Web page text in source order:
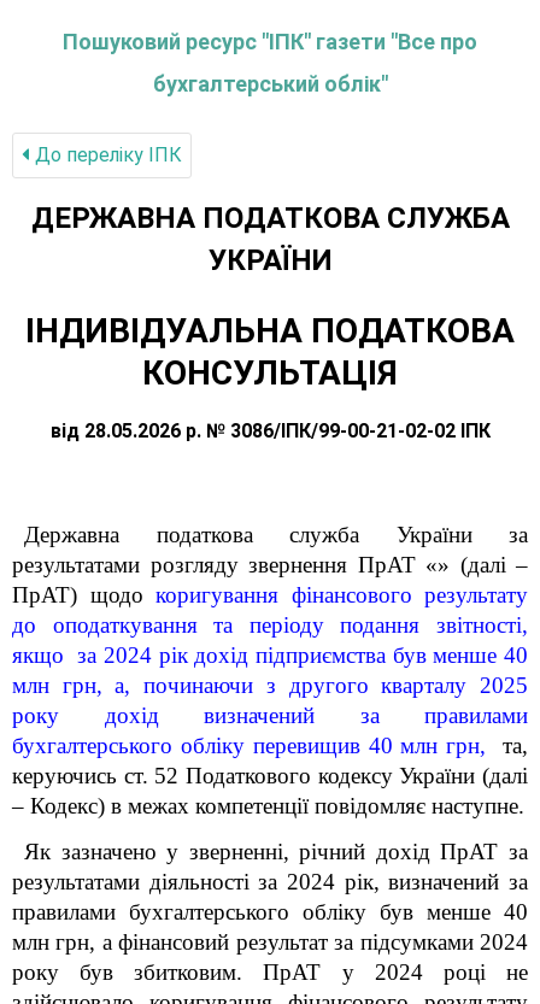
Пошуковий ресурс "ІПК" газети "Все про
бухгалтерський облік"
До переліку IПК
ДЕРЖАВНА ПОДАТКОВА СЛУЖБА
УКРАЇНИ
ІНДИВІДУАЛЬНА ПОДАТКОВА
КОНСУЛЬТАЦІЯ
від 28.05.2026 р. № 3086/ІПК/99-00-21-02-02 ІПК
Державна податкова служба України за
результатами розгляду звернення ПрАТ «» (далі –
ПрАТ) щодо коригування фінансового результату
до оподаткування та періоду подання звітності,
якщо за 2024 рік дохід підприємства був менше 40
млн грн, а, починаючи з другого кварталу 2025
року дохід визначений за правилами
бухгалтерського обліку перевищив 40 млн грн, та,
керуючись ст. 52 Податкового кодексу України (далі
– Кодекс) в межах компетенції повідомляє наступне.
Як зазначено у зверненні, річний дохід ПрАТ за
результатами діяльності за 2024 рік, визначений за
правилами бухгалтерського обліку був менше 40
млн грн, а фінансовий результат за підсумками 2024
року був збитковим. ПрАТ у 2024 році не